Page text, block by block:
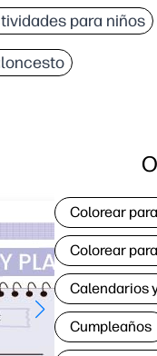
rápidamente:
a los niños:
para las
para niños
Colorear
Colorear
Calendarios
Cumpleaños